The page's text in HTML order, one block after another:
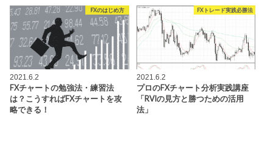
FXのはじめ方
2021.6.2
FXチャートの勉強法・練習法
は？こうすればFXチャートを攻
略できる！
FXトレード実践必勝法
2021.6.2
プロのFXチャート分析実践講座
「RVIの見方と勝つための活用
法」